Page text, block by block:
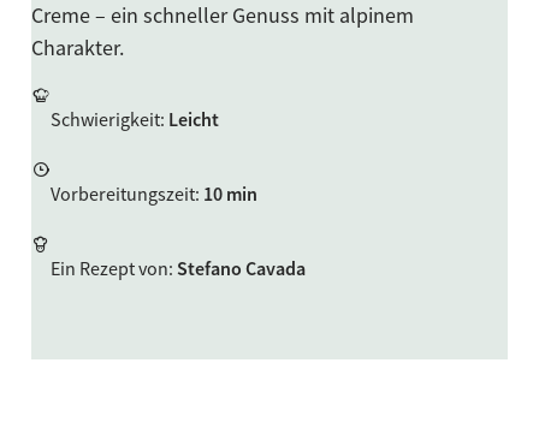
Creme – ein schneller Genuss mit alpinem
Charakter.
Schwierigkeit: Leicht
Vorbereitungszeit: 10 min
Ein Rezept von: Stefano Cavada